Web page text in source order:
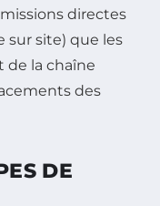
directes
sur site) que les
de la chaîne
des
DE